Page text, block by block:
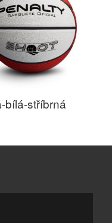
bílá-stříbrná